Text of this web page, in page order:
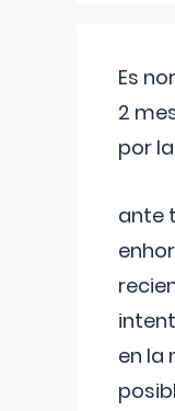
Es
2
por
ante
en la